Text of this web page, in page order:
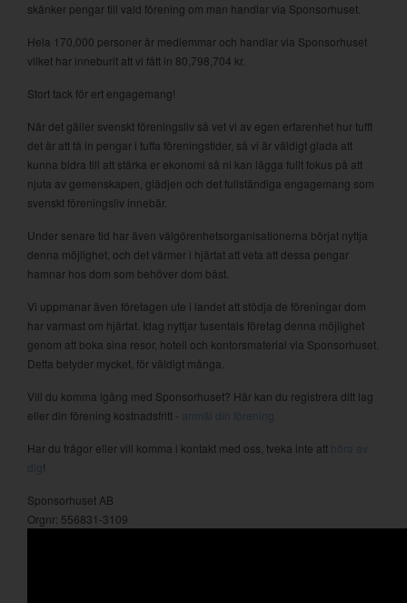
skänker pengar till vald förening om man handlar via Sponsorhuset.
Hela 170,000 personer är medlemmar och handlar via Sponsorhuset
vilket har inneburit att vi fått in 80,798,704 kr.
Stort tack för ert engagemang!
När det gäller svenskt föreningsliv så vet vi av egen erfarenhet hur tufft
det är att få in pengar i tuffa föreningstider, så vi är väldigt glada att
kunna bidra till att stärka er ekonomi så ni kan lägga fullt fokus på att
njuta av gemenskapen, glädjen och det fullständiga engagemang som
svenskt föreningsliv innebär.
Under senare tid har även välgörenhetsorganisationerna börjat nyttja
denna möjlighet, och det värmer i hjärtat att veta att dessa pengar
hamnar hos dom som behöver dom bäst.
Vi uppmanar även företagen ute i landet att stödja de föreningar dom
har varmast om hjärtat. Idag nyttjar tusentals företag denna möjlighet
genom att boka sina resor, hotell och kontorsmaterial via Sponsorhuset.
Detta betyder mycket, för väldigt många.
Vill du komma igång med Sponsorhuset? Här kan du registrera ditt lag
eller din förening kostnadsfritt -
anmäl din förening
Har du frågor eller vill komma i kontakt med oss, tveka inte att höra av
!
Sponsorhuset AB
Orgnr: 556831-3109